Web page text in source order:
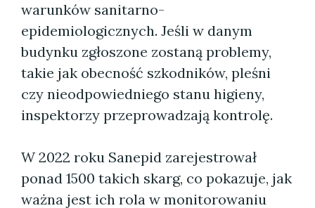
warunków sanitarno-
epidemiologicznych. Jeśli w danym
budynku zgłoszone zostaną problemy,
takie jak obecność szkodników, pleśni
czy nieodpowiedniego stanu higieny,
inspektorzy przeprowadzają kontrolę.
W 2022 roku Sanepid zarejestrował
ponad 1500 takich skarg, co pokazuje, jak
ważna jest ich rola w monitorowaniu